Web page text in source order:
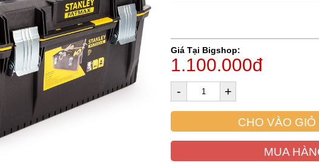
Giá Tại Bigshop:
1.100.000đ
- +
CHO VÀO GIỎ
MUA